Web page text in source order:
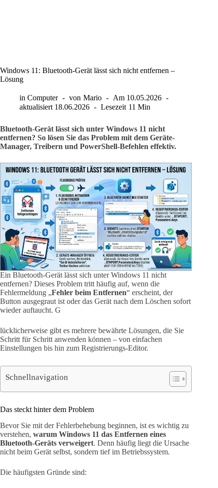
Windows 11: Bluetooth-Gerät lässt sich nicht entfernen –
Lösung
in Computer von Mario Am 10.05.2026
aktualisiert 18.06.2026 Lesezeit 11 Min
Bluetooth-Gerät lässt sich unter Windows 11 nicht
entfernen? So lösen Sie das Problem mit dem Geräte-
Manager, Treibern und PowerShell-Befehlen effektiv.
Ein Bluetooth-Gerät lässt sich unter Windows 11 nicht
entfernen? Dieses Problem tritt häufig auf, wenn die
Fehlermeldung „Fehler beim Entfernen“ erscheint, der
Button ausgegraut ist oder das Gerät nach dem Löschen sofort
wieder auftaucht. G
lücklicherweise gibt es mehrere bewährte Lösungen, die Sie
Schritt für Schritt anwenden können – von einfachen
Einstellungen bis hin zum Registrierungs-Editor.
Schnellnavigation
Das steckt hinter dem Problem
Bevor Sie mit der Fehlerbehebung beginnen, ist es wichtig zu
verstehen, warum Windows 11 das Entfernen eines
Bluetooth-Geräts verweigert. Denn häufig liegt die Ursache
nicht beim Gerät selbst, sondern tief im Betriebssystem.
Die häufigsten Gründe sind: